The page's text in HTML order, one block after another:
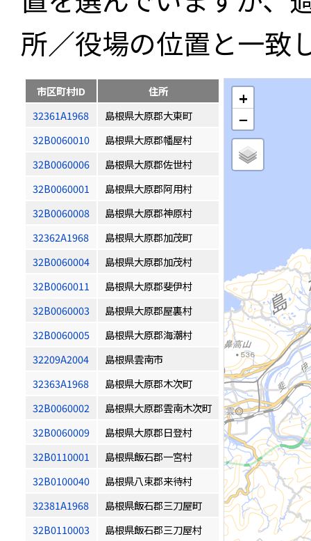
所／役場の位置と一致
市区町村ID
住所
32361A1968
島根県大原郡大東町
32B0060010
島根県大原郡幡屋村
32B0060006
島根県大原郡佐世村
32B0060001
島根県大原郡阿用村
32B0060008
島根県大原郡神原村
32362A1968
島根県大原郡加茂町
32B0060004
島根県大原郡加茂村
32B0060011
島根県大原郡斐伊村
32B0060003
島根県大原郡屋裏村
32B0060005
島根県大原郡海潮村
32209A2004
島根県雲南市
32363A1968
島根県大原郡木次町
32B0060002
島根県大原郡雲南木次町
32B0060009
島根県大原郡日登村
32B0110001
島根県飯石郡一宮村
32B0100040
島根県八束郡来待村
32381A1968
島根県飯石郡三刀屋町
32B0110003
島根県飯石郡三刀屋村
+
−